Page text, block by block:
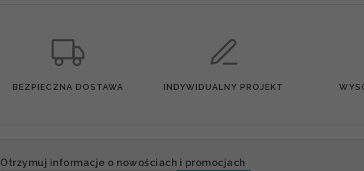
BEZPIECZNA DOSTAWA INDYWIDUALNY PROJEKT
Otrzymuj informacje o nowościach i promocjach